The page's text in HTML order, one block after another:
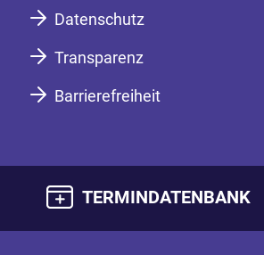
Datenschutz
Transparenz
Barrierefreiheit
TERMINDATENBANK